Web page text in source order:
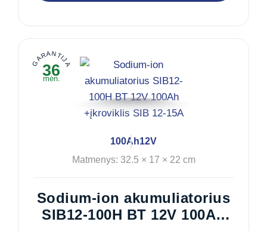
GARANTIJA
36
mėn.
100Ah12V
Matmenys: 32.5 × 17 × 22 cm
Sodium-ion akumuliatorius
SIB12-100H BT 12V 100Ah